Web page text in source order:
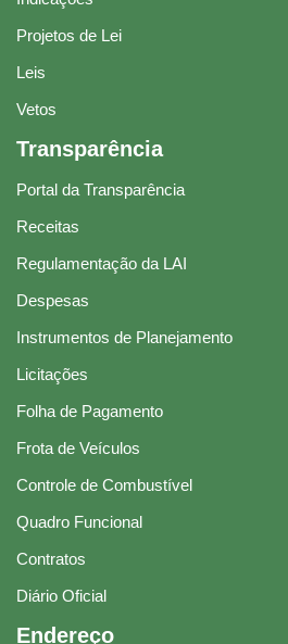
Projetos de Lei
Leis
Vetos
Transparência
Portal da Transparência
Receitas
Regulamentação da LAI
Despesas
Instrumentos de Planejamento
Licitações
Folha de Pagamento
Frota de Veículos
Controle de Combustível
Quadro Funcional
Contratos
Diário Oficial
Endereço